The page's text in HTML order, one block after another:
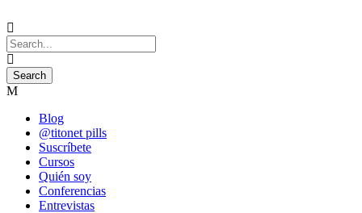
Blog
@titonet pills
Suscríbete
Cursos
Quién soy
Conferencias
Entrevistas